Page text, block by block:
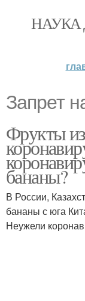
НАУКА
Запрет
Фрукты
бананы?
В России,
бананы с юга
Неужели